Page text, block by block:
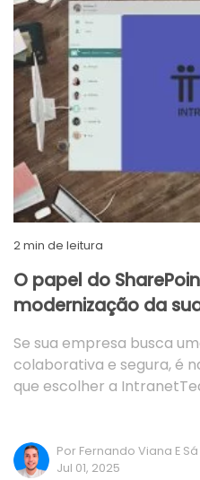
2min de leitura
O papel do
modernização da
Se sua empresa busca
colaborativa e segura, é
que escolher a
Por Fernando Viana E Sá
Jul 01, 2025